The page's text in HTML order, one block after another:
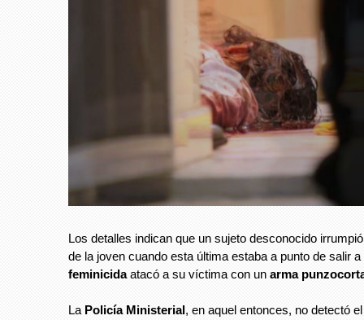
Los detalles indican que un sujeto desconocido
de la joven cuando esta última estaba a punto de salir a
feminicidaatacó a su víctima con un arma
La Policía Ministerial , en aquel entonces, no detectó